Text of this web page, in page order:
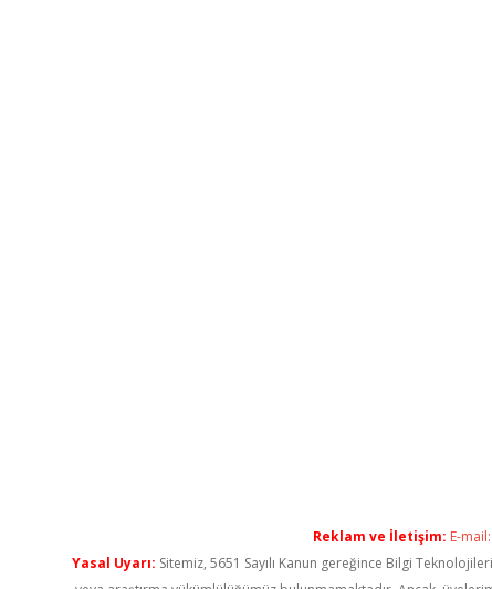
Reklam ve İletişim: E-mail:
Yasal Uyarı: Sitemiz, 5651 Sayılı Kanun gereğince Bilgi